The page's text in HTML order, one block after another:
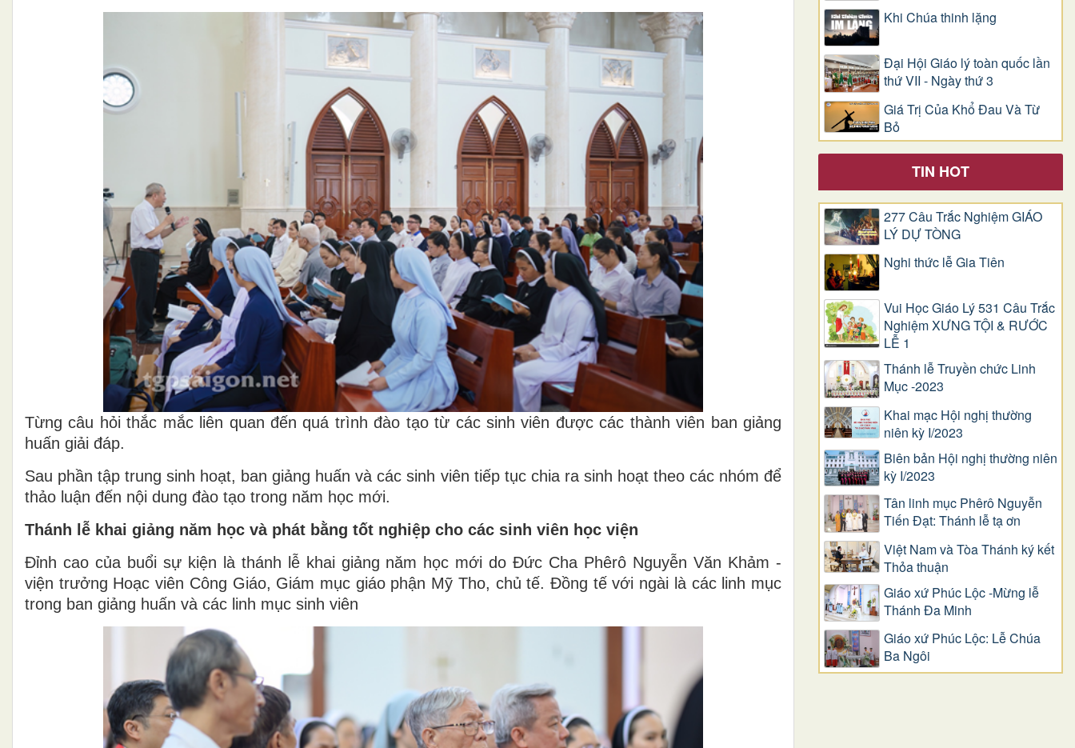
Từng câu hỏi thắc mắc liên quan đến quá trình đào tạo từ các sinh viên được các thành viên ban giảng
huấn giải đáp.
Sau phần tập trung sinh hoạt, ban giảng huấn và các sinh viên tiếp tục chia ra sinh hoạt theo các nhóm để
thảo luận đến nội dung đào tạo trong năm học mới.
Thánh lễ khai giảng năm học và phát bằng tốt nghiệp cho các sinh viên học viện
Đỉnh cao của buổi sự kiện là thánh lễ khai giảng năm học mới do Đức Cha Phêrô Nguyễn Văn Khảm -
viện trưởng Hoạc viên Công Giáo, Giám mục giáo phận Mỹ Tho, chủ tế. Đồng tế với ngài là các linh mục
trong ban giảng huấn và các linh mục sinh viên
Khi Chúa thinh lặng
Đại Hội Giáo lý toàn quốc lần
thứ VII - Ngày thứ 3
Giá Trị Của Khổ Ðau Và Từ
Bỏ
TIN HOT
277 Câu Trắc Nghiệm GIÁO
LÝ DỰ TÒNG
Nghi thức lễ Gia Tiên
Vui Học Giáo Lý 531 Câu Trắc
Nghiệm XƯNG TỘI & RƯỚC
LỄ 1
Thánh lễ Truyền chức Linh
Mục -2023
Khai mạc Hội nghị thường
niên kỳ I/2023
Biên bản Hội nghị thường niên
kỳ I/2023
Tân linh mục Phêrô Nguyễn
Tiến Đạt: Thánh lễ tạ ơn
Việt Nam và Tòa Thánh ký kết
Thỏa thuận
Giáo xứ Phúc Lộc -Mừng lễ
Thánh Đa Minh
Giáo xứ Phúc Lộc: Lễ Chúa
Ba Ngôi